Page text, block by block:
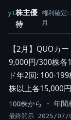
yt株主優
待
権利確定:
月
【2月】QUOカ
9,000円/300株
ド年2回: 100-
株以上各15,000円
100株から ・ 年間
最終開示 2025/07/